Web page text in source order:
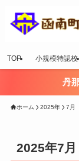
TOP 小規模特認校
丹
ホーム 2025年 7月
2025年7月